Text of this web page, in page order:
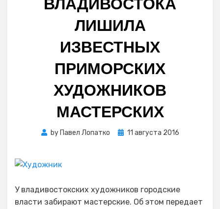
ЛИШИЛА
ИЗВЕСТНЫХ
ПРИМОРСКИХ
ХУДОЖНИКОВ
МАСТЕРСКИХ
by Павел Лопатко
Posted
11 августа 2016
У владивостокских художников городские
власти забирают мастерские. Об этом передает